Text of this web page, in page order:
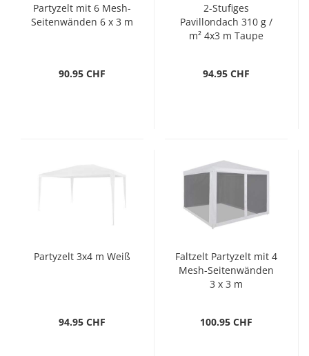
Partyzelt mit 6 Mesh-
Seitenwänden 6 x 3 m
90.95 CHF
2-Stufiges
Pavillondach 310 g /
m² 4x3 m Taupe
94.95 CHF
Partyzelt 3x4 m Weiß
94.95 CHF
Faltzelt Partyzelt mit 4
Mesh-Seitenwänden
3 x 3 m
100.95 CHF